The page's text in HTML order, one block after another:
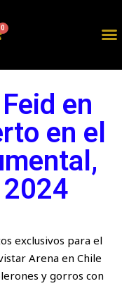
en
en el
exclusivos para el
Arena en Chile
y gorros con